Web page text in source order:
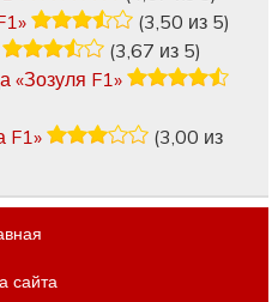
(3,50 из 5)
(3,67 из 5)
«Зозуля F1»
F1»
(3,00 из
сайта